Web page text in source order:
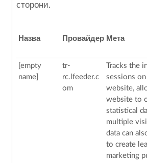
сторони.
Назва Провайдер Мета
[empty
name]
tr-
rc.lfeeder.c
om
Tracks the
sessions
website,
website to
statistical
multiple
data can
to create
marketing